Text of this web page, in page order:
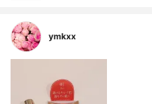
ymkxx